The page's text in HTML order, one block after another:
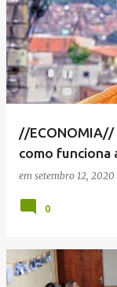
//ECONOMIA//
como funciona
em setembro 12, 2020
0